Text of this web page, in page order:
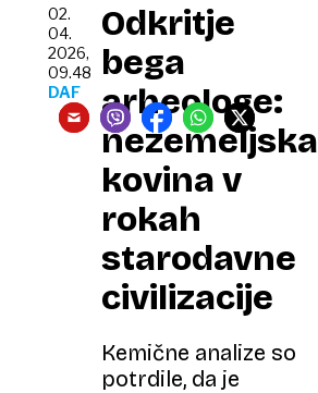
Odkritje
bega
arheologe:
nezemeljska
kovina v
rokah
starodavne
civilizacije
Kemične analize so
potrdile, da je
02.
04.
2026,
09.48
DAF